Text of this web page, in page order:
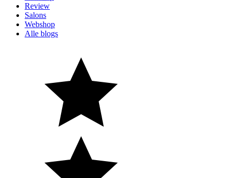
Review
Salons
Webshop
Alle blogs